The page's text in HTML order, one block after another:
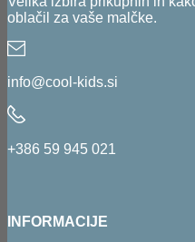
oblačil za vaše malčke.
info@cool-kids.si
+386 59 945 021
INFORMACIJE